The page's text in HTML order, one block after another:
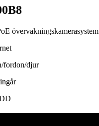
övervakningskamerasystem
fordon/djur